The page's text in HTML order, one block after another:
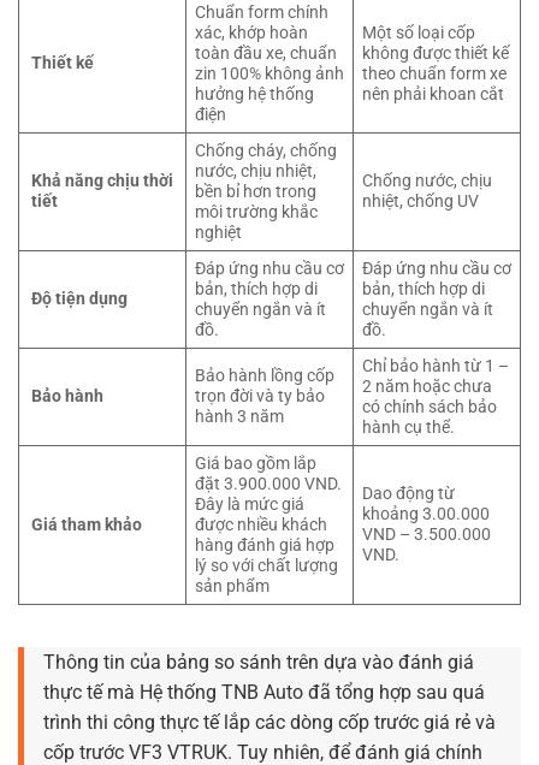
Thiết kế
Chuẩn form chính
xác, khớp hoàn
toàn đầu xe, chuẩn
zin 100% không ảnh
hưởng hệ thống
điện
Một số loại cốp
không được thiết kế
theo chuẩn form xe
nên phải khoan cắt
Khả năng chịu thời
tiết
Chống cháy, chống
nước, chịu nhiệt,
bền bỉ hơn trong
môi trường khắc
nghiệt
Chống nước, chịu
nhiệt, chống UV
Độ tiện dụng
Đáp ứng nhu cầu cơ
bản, thích hợp di
chuyển ngắn và ít
đồ.
Đáp ứng nhu cầu cơ
bản, thích hợp di
chuyển ngắn và ít
đồ.
Bảo hành
Bảo hành lồng cốp
trọn đời và ty bảo
hành 3 năm
Chỉ bảo hành từ 1 –
2 năm hoặc chưa
có chính sách bảo
hành cụ thể.
Giá tham khảo
Giá bao gồm lắp
đặt 3.900.000 VND.
Đây là mức giá
được nhiều khách
hàng đánh giá hợp
lý so với chất lượng
sản phẩm
Dao động từ
khoảng 3.00.000
VND – 3.500.000
VND.
Thông tin của bảng so sánh trên dựa vào đánh giá
thực tế mà Hệ thống TNB Auto đã tổng hợp sau quá
trình thi công thực tế lắp các dòng cốp trước giá rẻ và
cốp trước VF3 VTRUK. Tuy nhiên, để đánh giá chính